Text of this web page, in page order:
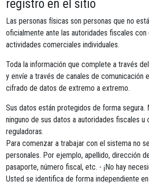
registro en el sitio
Las personas físicas son personas que no
oficialmente ante las autoridades fiscales
actividades comerciales individuales.
Toda la información que complete a través
y envíe a través de canales de comunicación
cifrado de datos de extremo a extremo.
Sus datos están protegidos de forma segura.
ninguno de sus datos a autoridades fiscales u
reguladoras.
Para comenzar a trabajar con el sistema no
personales. Por ejemplo, apellido, dirección
pasaporte, número fiscal, etc. - ¡No hay
Usted se identifica de forma independiente